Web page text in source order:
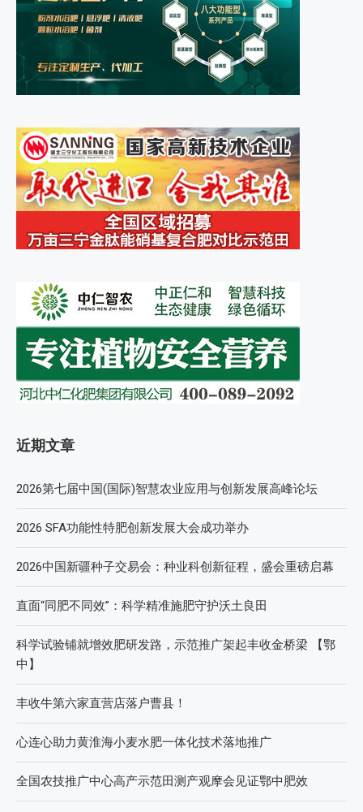
近期文章
2026第七届中国(国际)智慧农业应用与创新发展高峰论坛
2026 SFA功能性特肥创新发展大会成功举办
2026中国新疆种子交易会：种业科创新征程，盛会重磅启幕
直面“同肥不同效”：科学精准施肥守护沃土良田
科学试验铺就增效肥研发路，示范推广架起丰收金桥梁 【鄂
中】
丰收牛第六家直营店落户曹县！
心连心助力黄淮海小麦水肥一体化技术落地推广
全国农技推广中心高产示范田测产观摩会见证鄂中肥效